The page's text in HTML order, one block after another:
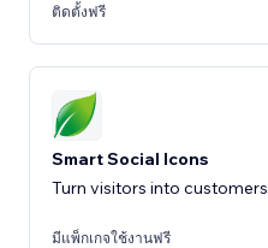
ติดตั้งฟรี
Smart Social Icons
Turn visitors into customers
มีแพ็กเกจใช้งานฟรี